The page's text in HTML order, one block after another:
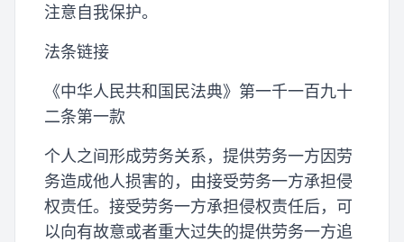
注意自我保护。
法条链接
《中华人民共和国民法典》第一千一百九十
二条第一款
个人之间形成劳务关系，提供劳务一方因劳
务造成他人损害的，由接受劳务一方承担侵
权责任。接受劳务一方承担侵权责任后，可
以向有故意或者重大过失的提供劳务一方追